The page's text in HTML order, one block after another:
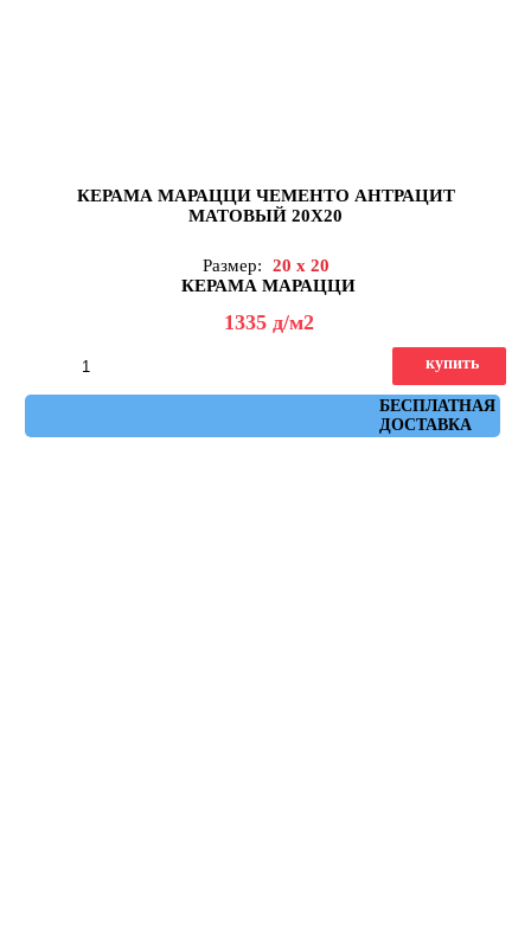
КЕРАМА МАРАЦЦИ ЧЕМЕНТО АНТРАЦИТ
МАТОВЫЙ 20X20
Размер:
20 x 20
КЕРАМА МАРАЦЦИ
1335 д/м2
БЕСПЛАТНАЯ
ДОСТАВКА
купить